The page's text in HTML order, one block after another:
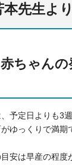
先生より
ちゃんの
予定日よりも3
ゆっくりで満期
安は早産の程度